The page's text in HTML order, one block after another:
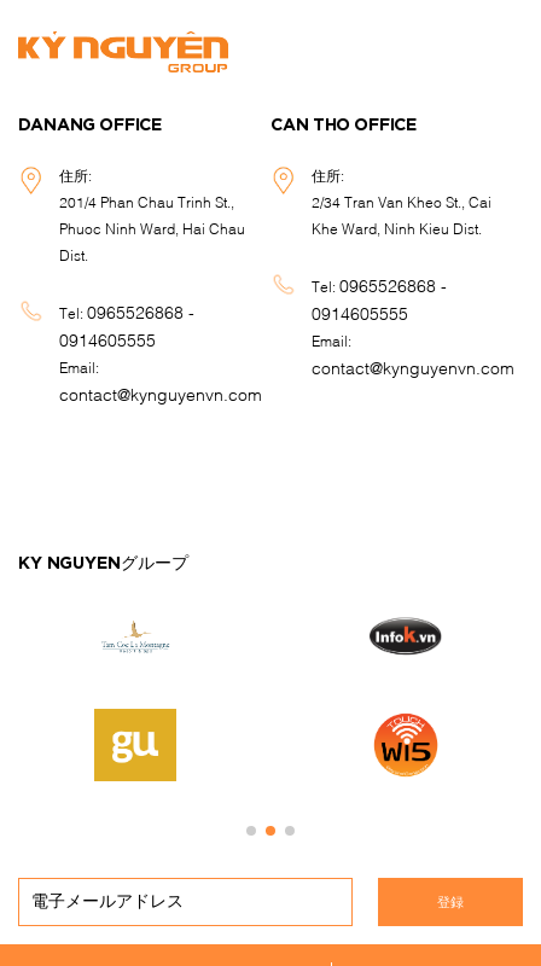
DANANG OFFICE
住所:
201/4 Phan Chau Trinh St.,
Phuoc Ninh Ward, Hai Chau
Dist.
Tel:0965526868 -
0914605555
Email:
contact@kynguyenvn.com
CAN THO OFFICE
住所:
2/34 Tran Van Kheo St., Cai
Khe Ward, Ninh Kieu Dist.
Tel:0965526868 -
0914605555
Email:
contact@kynguyenvn.com
KY NGUYENグループ
登録